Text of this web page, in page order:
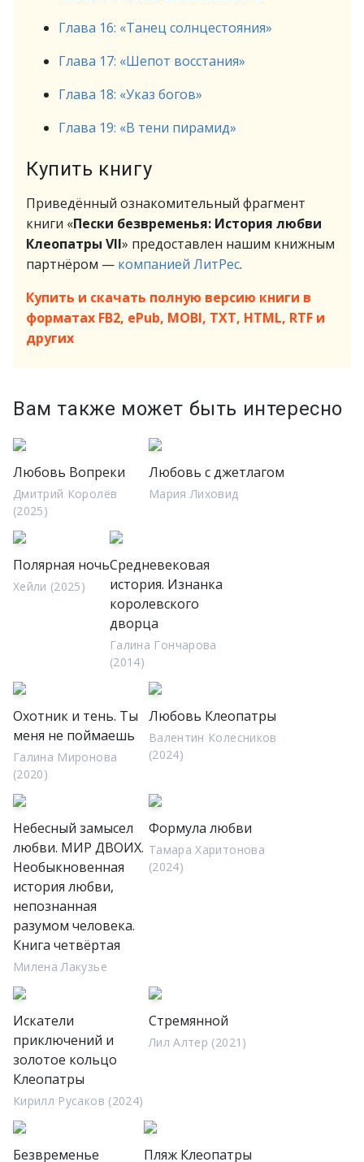
Глава 16: «Танец солнцестояния»
Глава 17: «Шепот восстания»
Глава 18: «Указ богов»
Глава 19: «В тени пирамид»
Купить книгу
Приведённый ознакомительный фрагмент
книги «Пески безвременья: История любви
Клеопатры VII» предоставлен нашим книжным
партнёром — компанией ЛитРес.
Купить и скачать полную версию книги в
форматах FB2, ePub, MOBI, TXT, HTML, RTF и
других
Вам также может быть интересно
Любовь Вопреки
Дмитрий Королёв
(2025)
Любовь с джетлагом
Мария Лиховид
Полярная ночь
Хейли (2025)
Средневековая
история. Изнанка
королевского
дворца
Галина Гончарова
(2014)
Охотник и тень. Ты
меня не поймаешь
Галина Миронова
(2020)
Любовь Клеопатры
Валентин Колесников
(2024)
Небесный замысел
любви. МИР ДВОИХ.
Необыкновенная
история любви,
непознанная
разумом человека.
Книга четвёртая
Милена Лакузье
Формула любви
Тамара Харитонова
(2024)
Искатели
приключений и
золотое кольцо
Клеопатры
Кирилл Русаков (2024)
Стремянной
Лил Алтер (2021)
Безвременье Пляж Клеопатры